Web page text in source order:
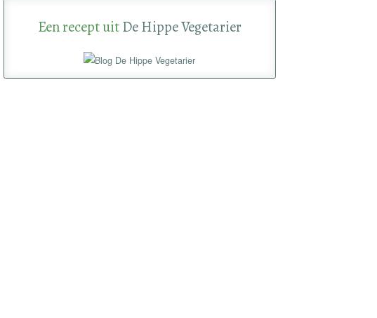
Een recept uitDe Hippe Vegetarier